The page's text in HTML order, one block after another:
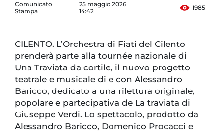
Comunicato
Stampa
25 maggio 2026
14:42
1985
CILENTO. L’Orchestra di Fiati del Cilento
prenderà parte alla tournée nazionale di
Una Traviata da cortile, il nuovo progetto
teatrale e musicale di e con Alessandro
Baricco, dedicato a una rilettura originale,
popolare e partecipativa de La traviata di
Giuseppe Verdi. Lo spettacolo, prodotto da
Alessandro Baricco, Domenico Procacci e